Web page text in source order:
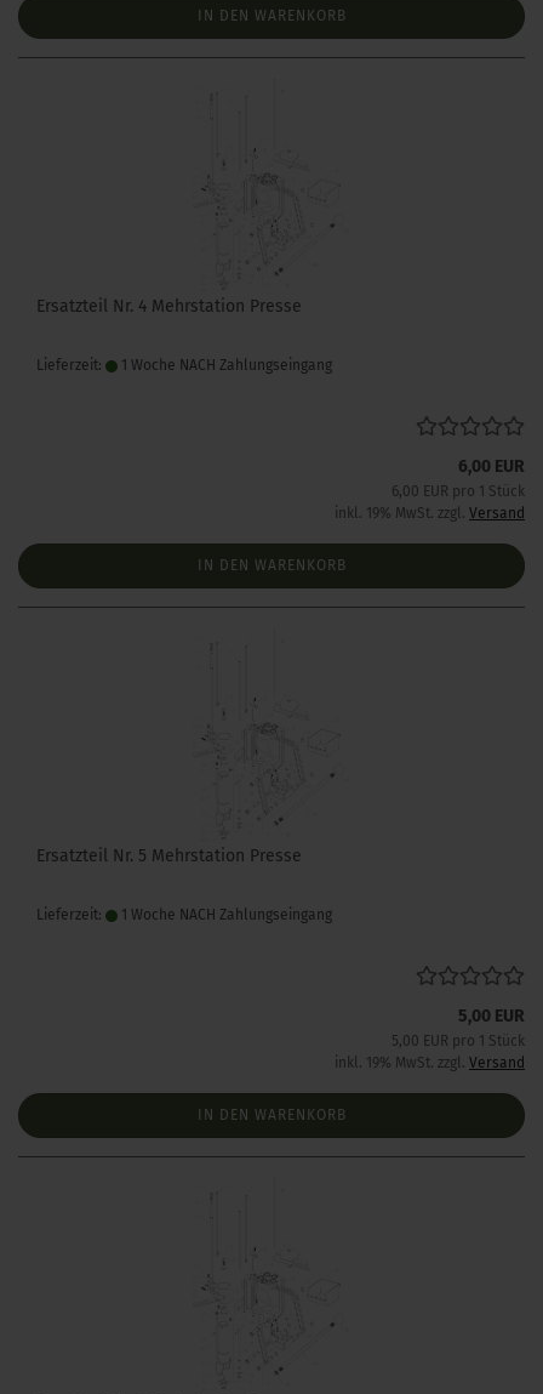
IN DEN WARENKORB
Ersatzteil Nr. 4 Mehrstation Presse
Lieferzeit: 1 Woche NACH Zahlungseingang
6,00 EUR
6,00 EUR pro 1 Stück
inkl. 19% MwSt. zzgl. Versand
IN DEN WARENKORB
Ersatzteil Nr. 5 Mehrstation Presse
Lieferzeit: 1 Woche NACH Zahlungseingang
5,00 EUR
5,00 EUR pro 1 Stück
inkl. 19% MwSt. zzgl. Versand
IN DEN WARENKORB